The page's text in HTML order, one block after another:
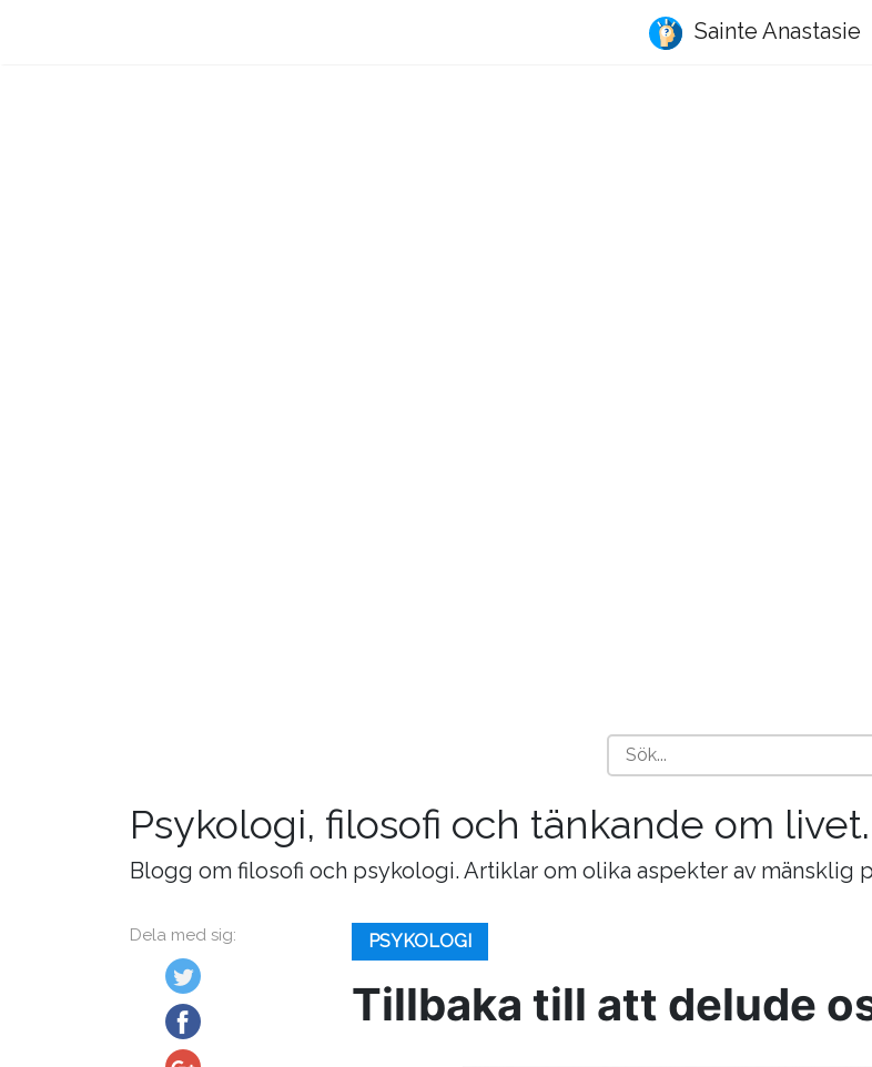
Sainte Anastasie
Psykologi, filosofi och tänkande om livet.
Blogg om filosofi och psykologi. Artiklar om olika aspekter av mänsklig
Dela med sig: PSYKOLOGI
Tillbaka till att delude